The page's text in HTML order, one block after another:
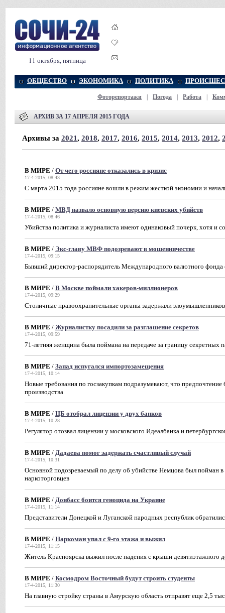
11 октября, пятница
ОБЩЕСТВО ЭКОНОМИКА ПОЛИТИКА
Фоторепортажи Погода Работа
АРХИВ ЗА 17 АПРЕЛЯ 2015 ГОДА
Архивы за 2021, 2018, 2017, 2016, 2015, 2014, 2013, 2012,
В МИРЕ / От чего россияне отказались в кризис
17-4-2015, 08:43
C марта 2015 года россияне вошли в режим жесткой экономии и
В МИРЕ / МВД назвало основную версию киевских убийств
17-4-2015, 08:46
Убийства политика и журналиста имеют одинаковый почерк, хотя и
В МИРЕ / Экс-главу МВФ подозревают в мошенничестве
17-4-2015, 09:15
Бывший директор-распорядитель Международного валютного фонда
В МИРЕ / В Москве поймали хакеров-миллионеров
17-4-2015, 09:29
Столичные правоохранительные органы задержали
В МИРЕ / Журналистку посадили за разглашение секретов
17-4-2015, 09:59
71-летняя женщина была поймана на передаче за границу секретных
В МИРЕ / Запад испугался импортозамещения
17-4-2015, 10:14
Новые требования по госзакупкам подразумевают, что предпочтение
производства
В МИРЕ / ЦБ отобрал лицензии у двух банков
17-4-2015, 10:28
Регулятор отозвал лицензии у московского Идеалбанка и
В МИРЕ / Дадаева помог задержать счастливый случай
17-4-2015, 10:31
Основной подозреваемый по делу об убийстве Немцова был пойман
наркоторговцев
В МИРЕ / Донбасс боится геноцида на Украине
17-4-2015, 11:14
Представители Донецкой и Луганской народных республик
В МИРЕ / Наркоман упал с 9-го этажа и выжил
17-4-2015, 11:15
Житель Красноярска выжил после падения с крыши девятиэтажного
В МИРЕ / Космодром Восточный будут строить студенты
17-4-2015, 11:30
На главную стройку страны в Амурскую область отправят еще 2,5